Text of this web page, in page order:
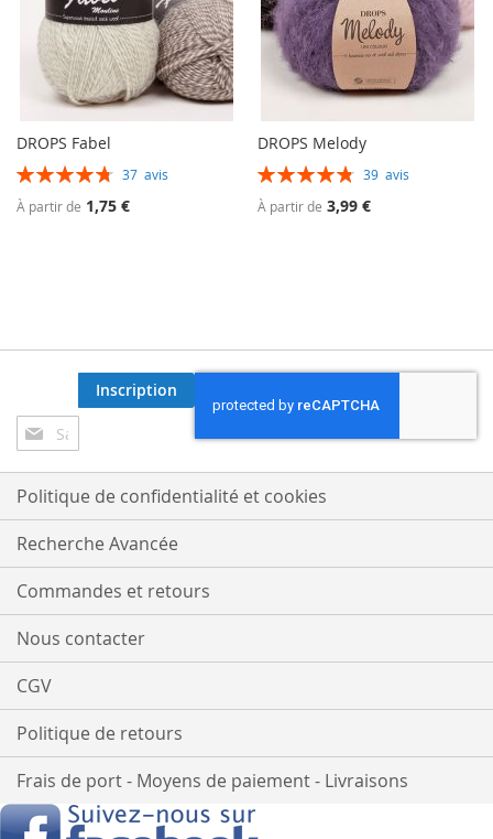
DROPS Fabel
Évaluation:
37 avis
À partir de 1,75 €
DROPS Melody
Évaluation:
39 avis
À partir de 3,99 €
Inscription
à
notre
lettre
d’information
:
Inscription
Politique de confidentialité et cookies
Recherche Avancée
Commandes et retours
Nous contacter
CGV
Politique de retours
Frais de port - Moyens de paiement - Livraisons